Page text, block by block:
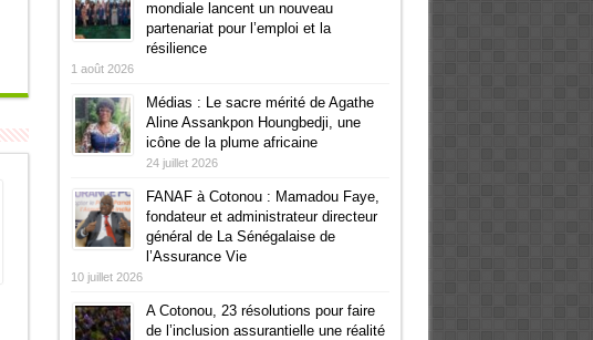
mondiale lancent un nouveau
partenariat pour l’emploi et la
résilience
1 août 2026
Médias : Le sacre mérité de Agathe
Aline Assankpon Houngbedji, une
icône de la plume africaine
24 juillet 2026
FANAF à Cotonou : Mamadou Faye,
fondateur et administrateur directeur
général de La Sénégalaise de
l’Assurance Vie
10 juillet 2026
A Cotonou, 23 résolutions pour faire
de l’inclusion assurantielle une réalité